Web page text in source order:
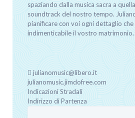
spaziando dalla musica sacra a
soundtrack del nostro tempo.
pianificare con voi ogni dettaglio
indimenticabile il vostro matrimonio.
julianomusic@libero.it
julianomusic.jimdofree.com
Indicazioni Stradali
Indirizzo di Partenza